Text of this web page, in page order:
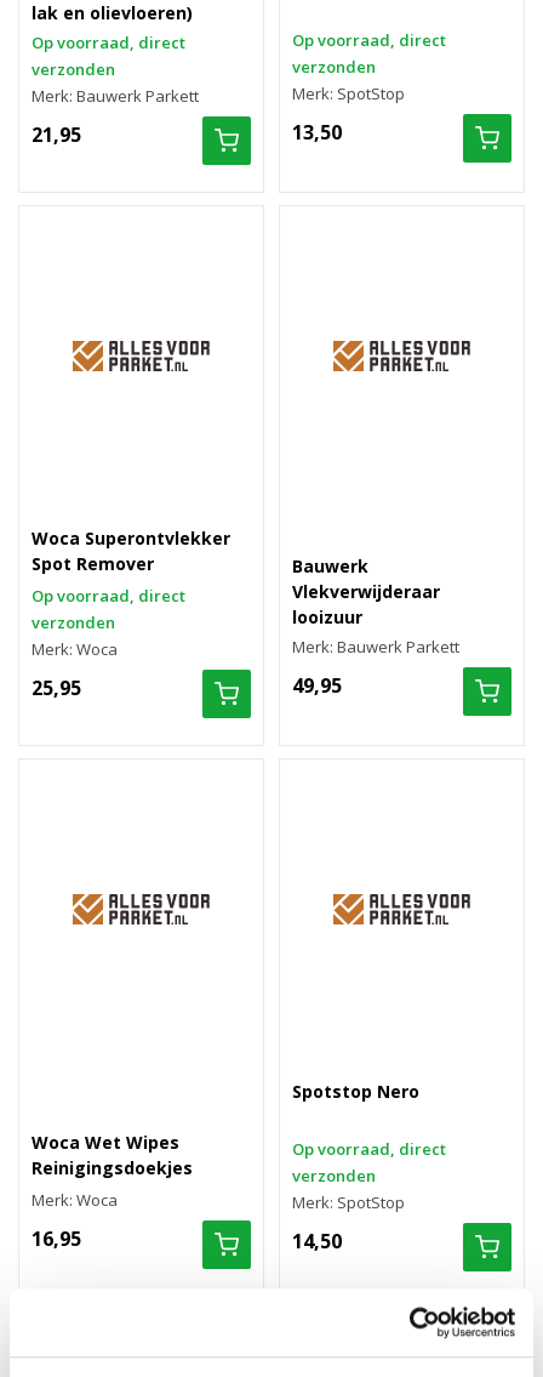
lak en olievloeren)
Op voorraad, direct
verzonden
Merk: Bauwerk Parkett
21,95
Op voorraad, direct
verzonden
Merk: SpotStop
13,50
Woca Superontvlekker
Spot Remover
Op voorraad, direct
verzonden
Merk: Woca
25,95
Bauwerk
Vlekverwijderaar
looizuur
Merk: Bauwerk Parkett
49,95
Woca Wet Wipes
Reinigingsdoekjes
Merk: Woca
16,95
Spotstop Nero
Op voorraad, direct
verzonden
Merk: SpotStop
14,50